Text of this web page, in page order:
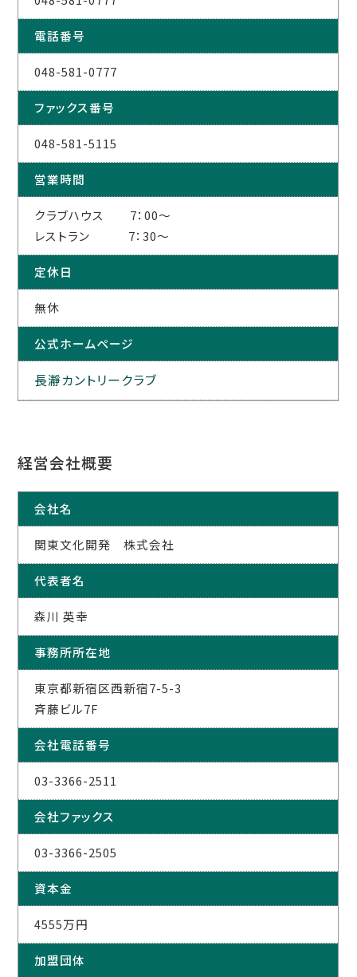
電話番号
048-581-0777
ファックス番号
048-581-5115
営業時間
クラブハウス 7：00～
レストラン 7：30～
定休日
無休
公式ホームページ
長瀞カントリークラブ
経営会社概要
会社名
関東文化開発 株式会社
代表者名
森川 英幸
事務所所在地
東京都新宿区西新宿7-5-3
斉藤ビル7F
会社電話番号
03-3366-2511
会社ファックス
03-3366-2505
資本金
4555万円
加盟団体